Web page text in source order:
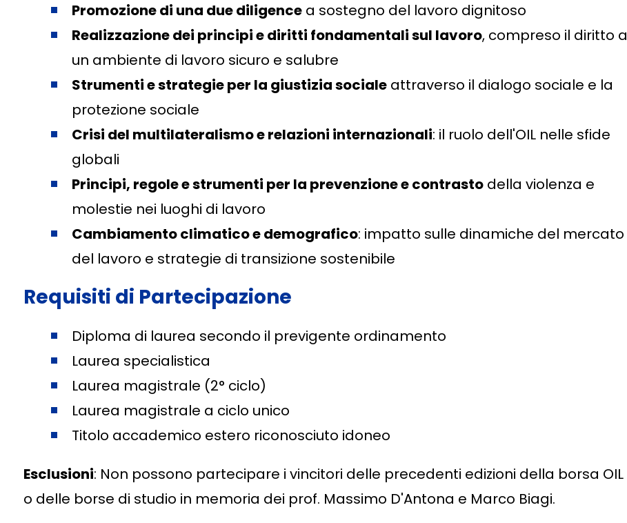
Promozione di una due diligencea sostegno del lavoro dignitoso
Realizzazione dei principi e diritti fondamentali sul lavoro, compreso il diritto a
un ambiente di lavoro sicuro e salubre
Strumenti e strategie per la giustizia socialeattraverso il dialogo sociale e la
protezione sociale
Crisi del multilateralismo e relazioni internazionali: il ruolo dell'OIL nelle sfide
globali
Principi, regole e strumenti per la prevenzione e contrastodella violenza e
molestie nei luoghi di lavoro
Cambiamento climatico e demografico: impatto sulle dinamiche del mercato
del lavoro e strategie di transizione sostenibile
Requisiti di Partecipazione
Diploma di laurea secondo il previgente ordinamento
Laurea specialistica
Laurea magistrale (2° ciclo)
Laurea magistrale a ciclo unico
Titolo accademico estero riconosciuto idoneo
Esclusioni: Non possono partecipare i vincitori delle precedenti edizioni della borsa OIL
o delle borse di studio in memoria dei prof. Massimo D'Antona e Marco Biagi.